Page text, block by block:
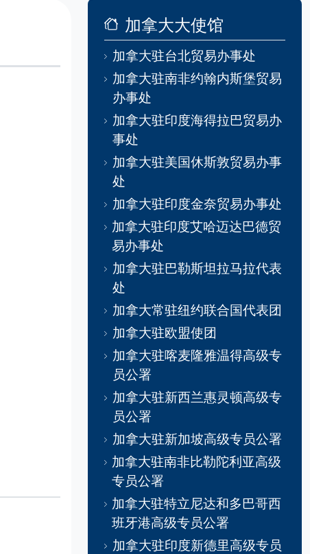
加拿大大使馆
加拿大驻台北贸易办事处
加拿大驻南非约翰内斯堡贸易
办事处
加拿大驻印度海得拉巴贸易办
事处
加拿大驻美国休斯敦贸易办事
处
加拿大驻印度金奈贸易办事处
加拿大驻印度艾哈迈达巴德贸
易办事处
加拿大驻巴勒斯坦拉马拉代表
处
加拿大常驻纽约联合国代表团
加拿大驻欧盟使团
加拿大驻喀麦隆雅温得高级专
员公署
加拿大驻新西兰惠灵顿高级专
员公署
加拿大驻新加坡高级专员公署
加拿大驻南非比勒陀利亚高级
专员公署
加拿大驻特立尼达和多巴哥西
班牙港高级专员公署
加拿大驻印度新德里高级专员